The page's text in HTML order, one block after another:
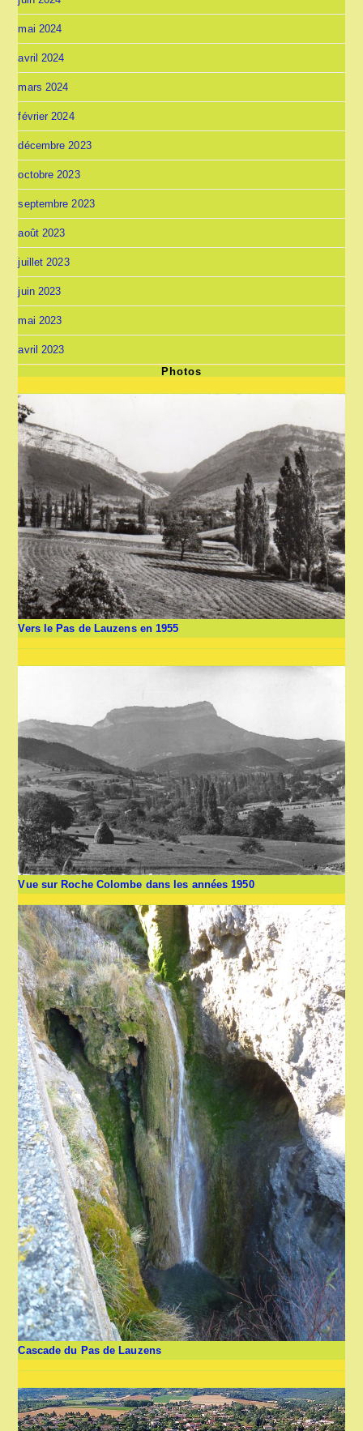
mai 2024
avril 2024
mars 2024
février 2024
décembre 2023
octobre 2023
septembre 2023
août 2023
juillet 2023
juin 2023
mai 2023
avril 2023
Photos
Vers le Pas de Lauzens en 1955
Vue sur Roche Colombe dans les années 1950
Cascade du Pas de Lauzens